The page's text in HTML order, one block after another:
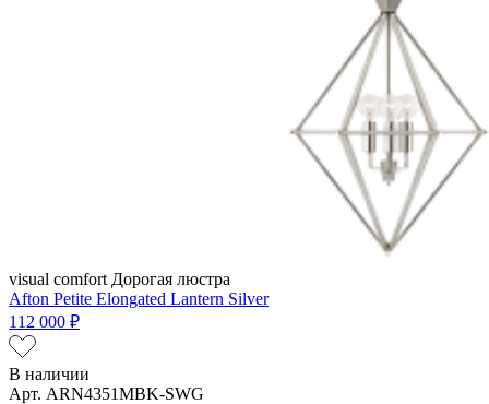
visual comfort Дорогая люстра
Afton Petite Elongated Lantern Silver
112 000 ₽
В наличии
Арт. ARN4351MBK-SWG